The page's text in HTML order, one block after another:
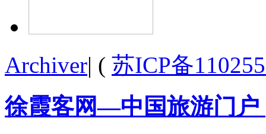
Archiver| ( 苏ICP备
徐霞客网—中国旅游门户